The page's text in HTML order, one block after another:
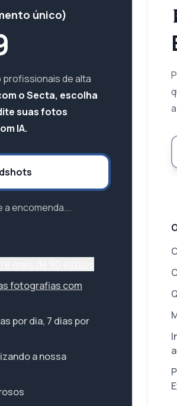
único)
de alta
o Secta, escolha
suas fotos
IA.
encomenda...
fotografias com
por dia, 7 dias por
a nossa